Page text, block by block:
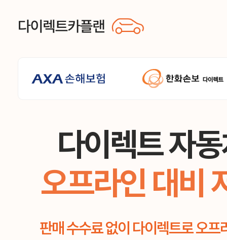
다이렉트 자
오프라인 대비
판매 수수료 없이 다이렉트로 오프